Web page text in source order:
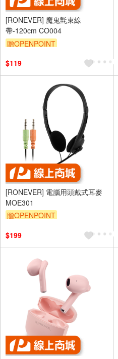
[RONEVER] 魔鬼氈束線
帶-120cm CO004
贈OPENPOINT
$119
[RONEVER] 電腦用頭戴式耳麥
MOE301
贈OPENPOINT
$199